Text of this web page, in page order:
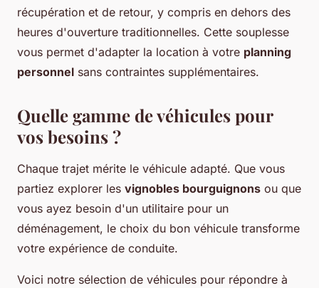
récupération et de retour, y compris en dehors des
heures d'ouverture traditionnelles. Cette souplesse
vous permet d'adapter la location à votre planning
personnel sans contraintes supplémentaires.
Quelle gamme de véhicules pour
vos besoins ?
Chaque trajet mérite le véhicule adapté. Que vous
partiez explorer les vignobles bourguignons ou que
vous ayez besoin d'un utilitaire pour un
déménagement, le choix du bon véhicule transforme
votre expérience de conduite.
Voici notre sélection de véhicules pour répondre à